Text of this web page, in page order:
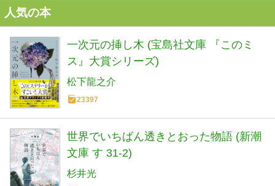
人気の本
一次元の挿し木 (宝島社文庫 『このミ
ス』大賞シリーズ)
松下龍之介
23397
世界でいちばん透きとおった物語 (新潮
文庫 す 31-2)
杉井光